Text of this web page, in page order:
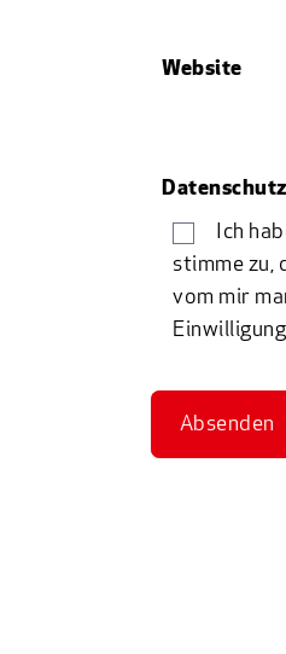
Website
Ich
stimme zu,
vom mir
Absenden